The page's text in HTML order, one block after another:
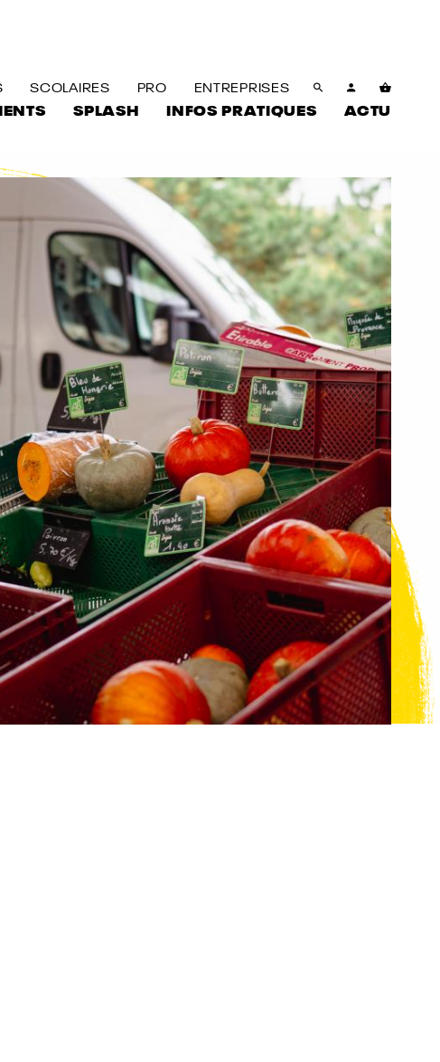
SCOLAIRES PRO ENTREPRISES
SPLASH INFOS PRATIQUES ACTU